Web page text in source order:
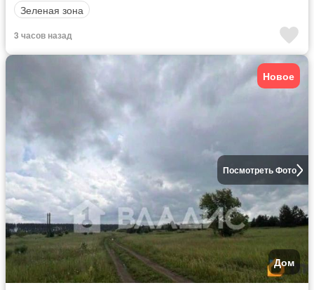
Зеленая зона
3 часов назад
Посмотреть Фото
Новое
Дом